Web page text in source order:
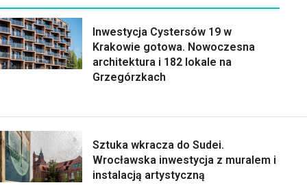
Inwestycja Cystersów 19 w
Krakowie gotowa. Nowoczesna
architektura i 182 lokale na
Grzegórzkach
Sztuka wkracza do Sudei.
Wrocławska inwestycja z muralem i
instalacją artystyczną